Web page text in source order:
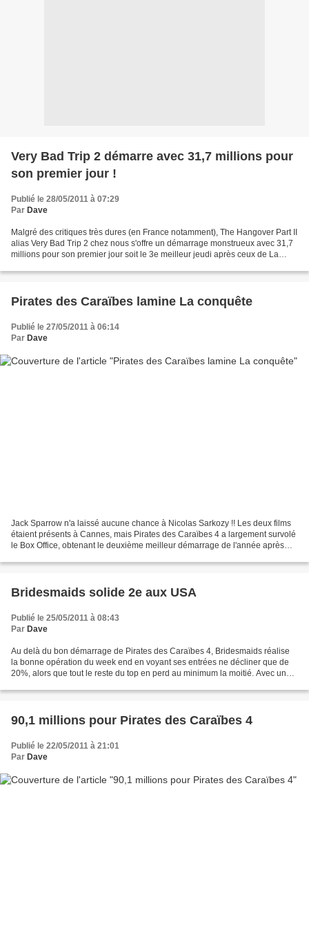
Very Bad Trip 2 démarre avec 31,7 millions pour
son premier jour !
Publié le 28/05/2011 à 07:29
Par Dave
Malgré des critiques très dures (en France notamment), The Hangover Part II
alias Very Bad Trip 2 chez nous s'offre un démarrage monstrueux avec 31,7
millions pour son premier jour soit le 3e meilleur jeudi après ceux de La
Pirates des Caraïbes lamine La conquête
Publié le 27/05/2011 à 06:14
Par Dave
Jack Sparrow n'a laissé aucune chance à Nicolas Sarkozy !! Les deux films
étaient présents à Cannes, mais Pirates des Caraïbes 4 a largement survolé
le Box Office, obtenant le deuxième meilleur démarrage de l'année après
Bridesmaids solide 2e aux USA
Publié le 25/05/2011 à 08:43
Par Dave
Au delà du bon démarrage de Pirates des Caraïbes 4, Bridesmaids réalise
la bonne opération du week end en voyant ses entrées ne décliner que de
20%, alors que tout le reste du top en perd au minimum la moitié. Avec un
90,1 millions pour Pirates des Caraïbes 4
Publié le 22/05/2011 à 21:01
Par Dave